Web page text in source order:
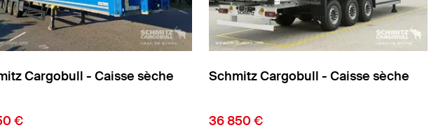
Cargobull - Caisse sèche
€
Schmitz Cargobull - Caisse sèche
36 850 €